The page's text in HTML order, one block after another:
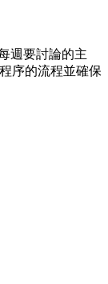
週要討論的主
序的流程並確保